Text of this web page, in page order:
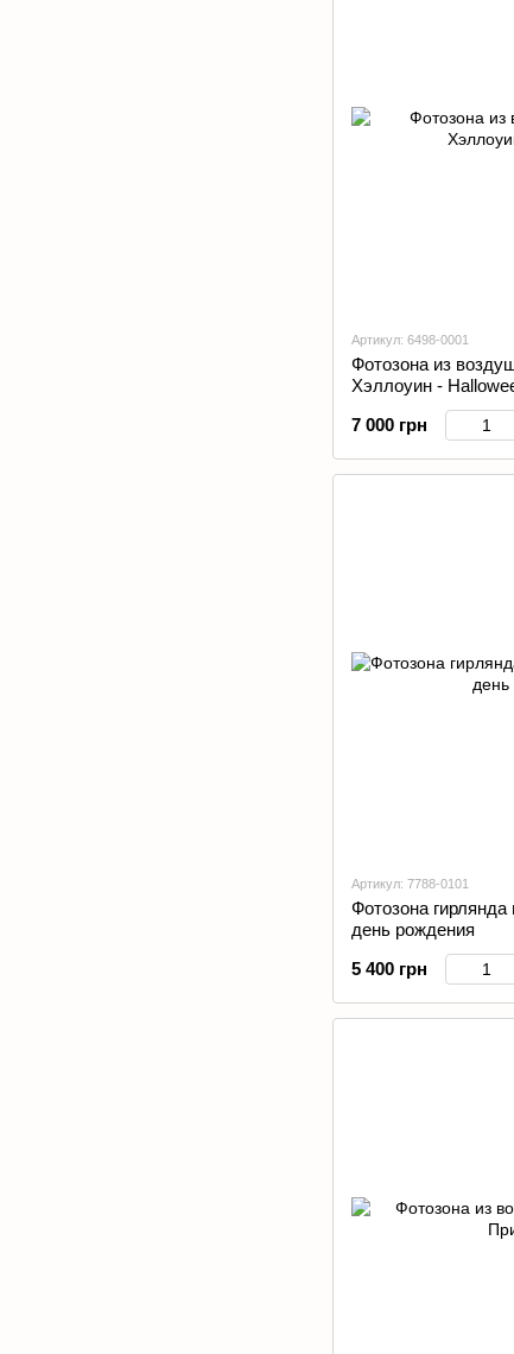
Артикул: 6498-0001
Фотозона из
Хэллоуин -
7 000 грн
Артикул: 7788-0101
Фотозона
день рождения
5 400 грн